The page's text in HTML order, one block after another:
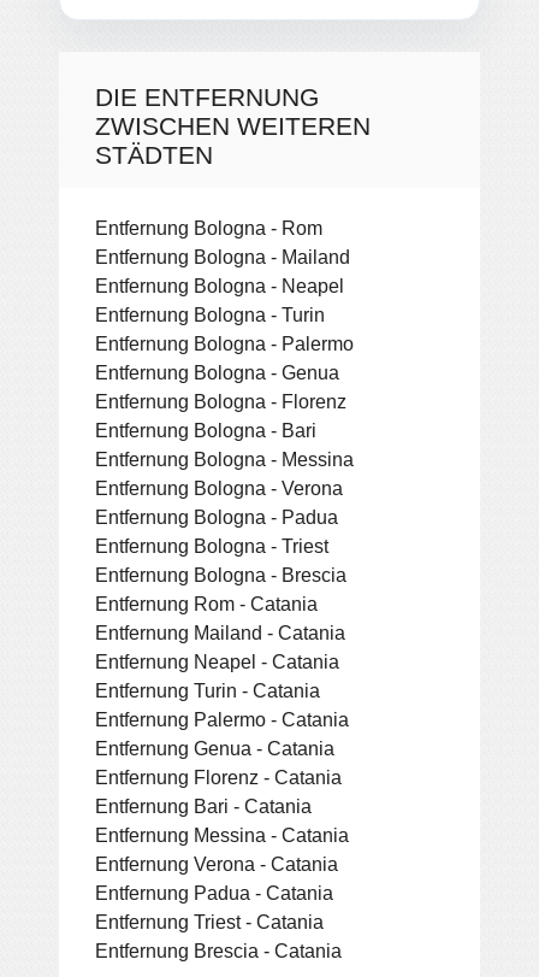
DIE ENTFERNUNG
ZWISCHEN WEITEREN
STÄDTEN
Entfernung Bologna - Rom
Entfernung Bologna - Mailand
Entfernung Bologna - Neapel
Entfernung Bologna - Turin
Entfernung Bologna - Palermo
Entfernung Bologna - Genua
Entfernung Bologna - Florenz
Entfernung Bologna - Bari
Entfernung Bologna - Messina
Entfernung Bologna - Verona
Entfernung Bologna - Padua
Entfernung Bologna - Triest
Entfernung Bologna - Brescia
Entfernung Rom - Catania
Entfernung Mailand - Catania
Entfernung Neapel - Catania
Entfernung Turin - Catania
Entfernung Palermo - Catania
Entfernung Genua - Catania
Entfernung Florenz - Catania
Entfernung Bari - Catania
Entfernung Messina - Catania
Entfernung Verona - Catania
Entfernung Padua - Catania
Entfernung Triest - Catania
Entfernung Brescia - Catania